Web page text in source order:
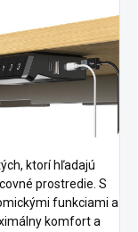
ktorí hľadajú
prostredie. S
funkciami a
komfort a